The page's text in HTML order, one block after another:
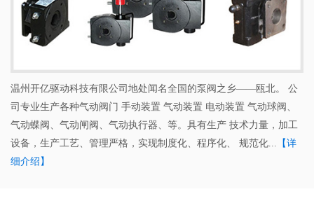
温州开亿驱动科技有限公司地处闻名全国的泵阀之乡——瓯北。 公
司专业生产各种气动阀门 手动装置 气动装置 电动装置 气动球阀、
气动蝶阀、气动闸阀、气动执行器、等。具有生产 技术力量，加工
设备，生产工艺、管理严格，实现制度化、程序化、 规范化...
【详
细介绍】